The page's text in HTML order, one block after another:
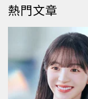
熱門文章